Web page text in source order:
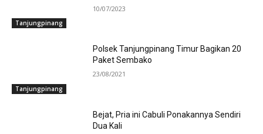
Tanjungpinang
10/07/2023
Tanjungpinang
Polsek Tanjungpinang Timur Bagikan 20
Paket Sembako
23/08/2021
Bejat, Pria ini Cabuli Ponakannya Sendiri
Dua Kali